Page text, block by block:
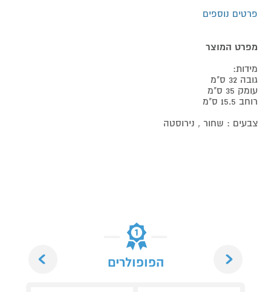
פרטים נוספים
מפרט המוצר
מידות:
גובה 32 ס"מ
עומק 35 ס"מ
רוחב 15.5 ס"מ
צבעים : שחור , נירוסטה
הפופולרים